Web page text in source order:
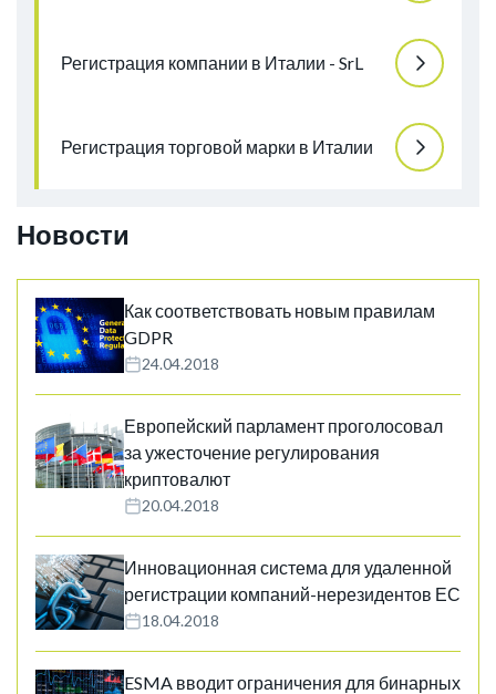
Регистрация компании в Италии - SrL
Регистрация торговой марки в Италии
Новости
Как соответствовать новым правилам
GDPR
24.04.2018
Европейский парламент проголосовал
за ужесточение регулирования
криптовалют
20.04.2018
Инновационная система для удаленной
регистрации компаний-нерезидентов ЕС
18.04.2018
ESMA вводит ограничения для бинарных